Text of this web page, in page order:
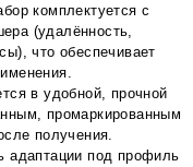
комплектуется с
(удалённость,
что обеспечивает
в удобной, прочной
промаркированным
получения.
адаптации под профиль